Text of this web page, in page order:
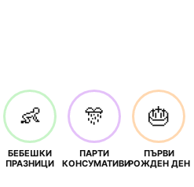
👶
БЕБЕШКИ
ПРАЗНИЦИ
🎊
ПАРТИ
КОНСУМАТИВИ
🎂
ПЪРВИ
РОЖДЕН ДЕН